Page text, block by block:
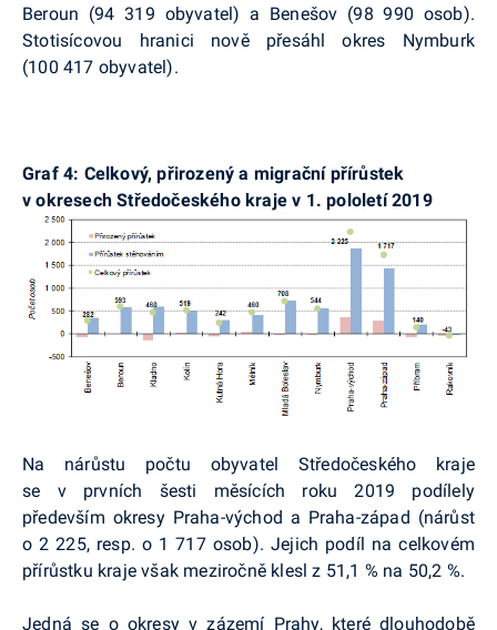
Beroun (94 319 obyvatel) a Benešov (98 990 osob).
Stotisícovou hranici nově přesáhl okres Nymburk
(100 417 obyvatel).
Graf 4: Celkový, přirozený a migrační přírůstek
v okresech Středočeského kraje v 1. pololetí 2019
Na nárůstu počtu obyvatel Středočeského kraje
se v prvních šesti měsících roku 2019 podílely
především okresy Praha-východ a Praha-západ (nárůst
o 2 225, resp. o 1 717 osob). Jejich podíl na celkovém
přírůstku kraje však meziročně klesl z 51,1 % na 50,2 %.
Jedná se o okresy v zázemí Prahy, které dlouhodobě